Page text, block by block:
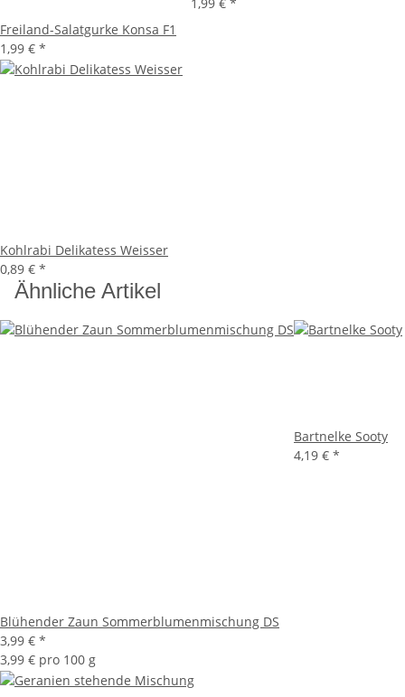
Freiland-Salatgurke Konsa F1
1,99 € *
Kohlrabi Delikatess Weisser
0,89 € *
Ähnliche Artikel
Blühender Zaun Sommerblumenmischung DS
3,99 € *
3,99 € pro 100 g
Bartnelke Sooty
4,19 € *